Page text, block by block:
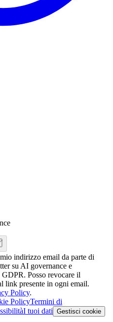
indirizzo email da parte di
su AI governance e
Posso revocare il
link presente in ogni email.
Policy.
PolicyTermini di
I tuoi dati Gestisci cookie